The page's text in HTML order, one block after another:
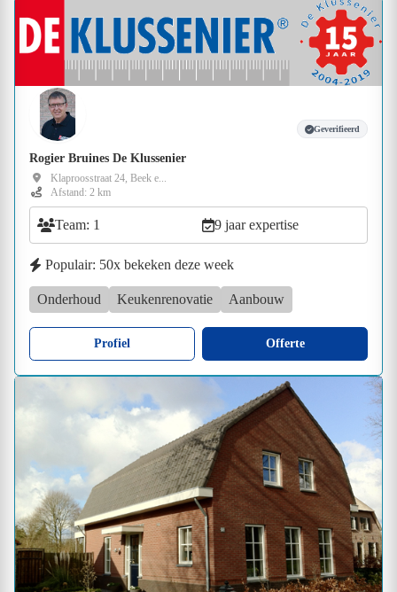
Geverifieerd
Rogier Bruines De Klussenier
Klaproosstraat 24, Beek e...
Afstand: 2 km
Team: 1 9 jaar expertise
Populair: 50x bekeken deze week
Onderhoud Keukenrenovatie Aanbouw
Profiel Offerte